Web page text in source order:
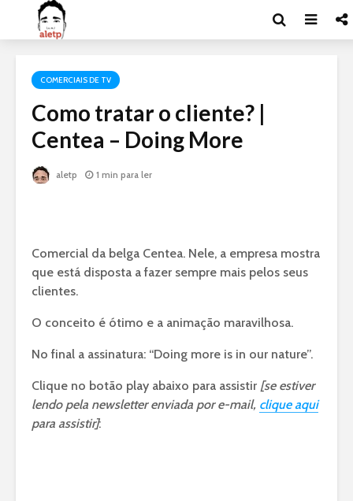
COMERCIAIS DE TV
Como tratar o cliente? |
Centea – Doing More
aletp 1 min para ler
Comercial da belga Centea. Nele, a empresa mostra
que está disposta a fazer sempre mais pelos seus
clientes.
O conceito é ótimo e a animação maravilhosa.
No final a assinatura: “Doing more is in our nature”.
Clique no botão play abaixo para assistir [se estiver
lendo pela newsletter enviada por e-mail, clique aqui
para assistir]: